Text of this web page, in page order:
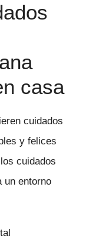
casa
cuidados
y felices
cuidados
un entorno